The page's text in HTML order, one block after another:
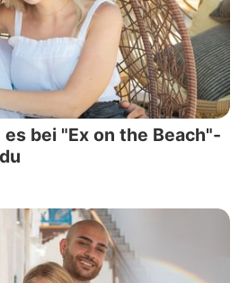
bei "Ex on the Beach"-